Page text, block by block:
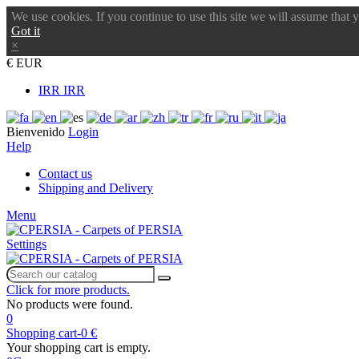
We use cookies. If you continue to use this site we will assume that
Got it
×
€ EUR
IRR IRR
Bienvenido Login
Help
Contact us
Shipping and Delivery
Menu
Settings
Click for more products.
No products were found.
0
Shopping cart-0 €
Your shopping cart is empty.